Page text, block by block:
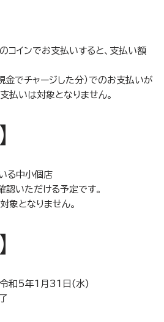
コインでお支払いすると、支払い額
金でチャージした分）でのお支払いが
払いは対象となりません。
る中小個店
いただける予定です。
となりません。
和5年1月31日(水)